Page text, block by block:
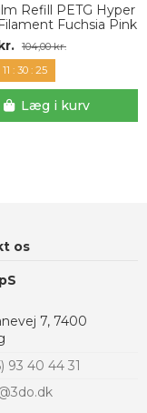
Refill PETG Hyper
Fuchsia Pink
104,00 kr.
11 :30 :24
Læg i kurv
os
7, 7400
93 40 44 31